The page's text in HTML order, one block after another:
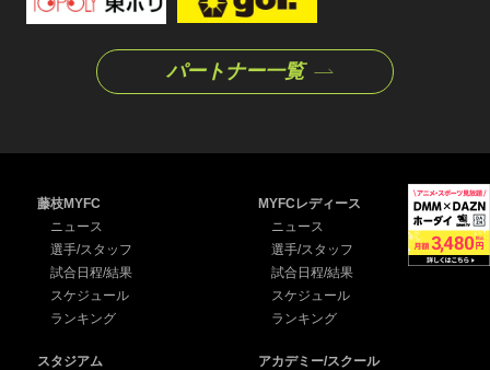
パートナー一覧
藤枝MYFC
ニュース
選手/スタッフ
試合日程/結果
スケジュール
ランキング
MYFCレディース
ニュース
選手/スタッフ
試合日程/結果
スケジュール
ランキング
スタジアム
アカデミー/スクール